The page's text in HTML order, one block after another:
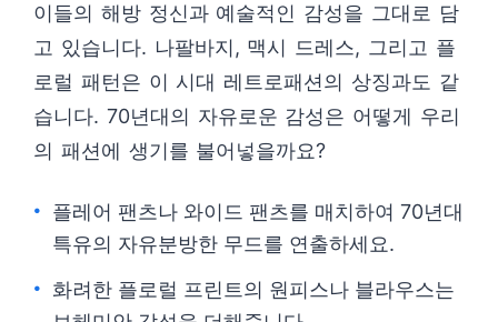
이들의 해방 정신과 예술적인 감성을 그대로 담
고 있습니다. 나팔바지, 맥시 드레스, 그리고 플
로럴 패턴은 이 시대 레트로패션의 상징과도 같
습니다. 70년대의 자유로운 감성은 어떻게 우리
의 패션에 생기를 불어넣을까요?
플레어 팬츠나 와이드 팬츠를 매치하여 70년대
특유의 자유분방한 무드를 연출하세요.
화려한 플로럴 프린트의 원피스나 블라우스는